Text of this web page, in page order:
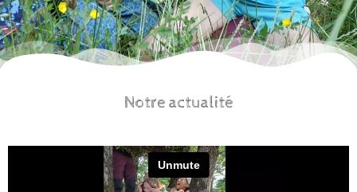
Notre actualité